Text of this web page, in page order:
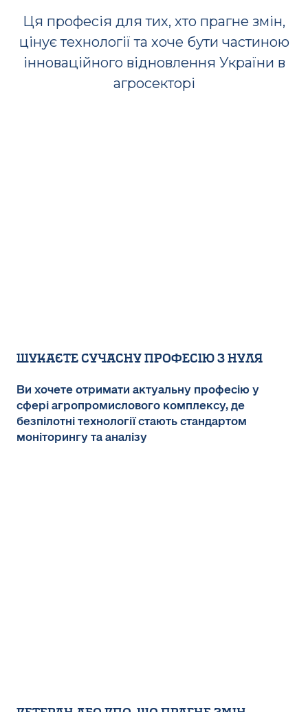
Ця професія для тих, хто прагне змін,
цінує технології та хоче бути частиною
інноваційного відновлення України в
агросекторі
Шукаєте сучасну професію з нуля
Ви хочете отримати актуальну професію у
сфері агропромислового комплексу, де
безпілотні технології стають стандартом
моніторингу та аналізу